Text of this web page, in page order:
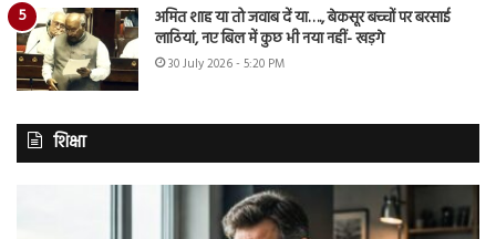
अमित शाह या तो जवाब दें या…., बेकसूर बच्चों पर बरसाई
लाठियां, नए बिल में कुछ भी नया नहीं- खड़गे
30 July 2026 - 5:20 PM
शिक्षा